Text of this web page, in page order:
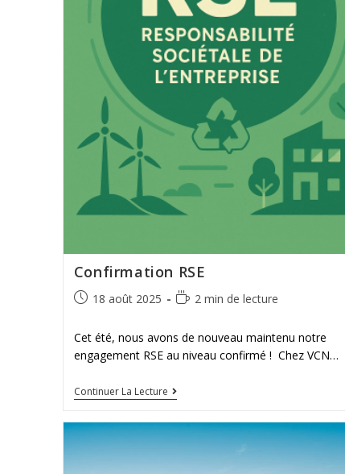
Confirmation RSE
18 août 2025 2 min de lecture
Cet été, nous avons de nouveau maintenu notre
engagement RSE au niveau confirmé ! Chez VCN…
Continuer La Lecture